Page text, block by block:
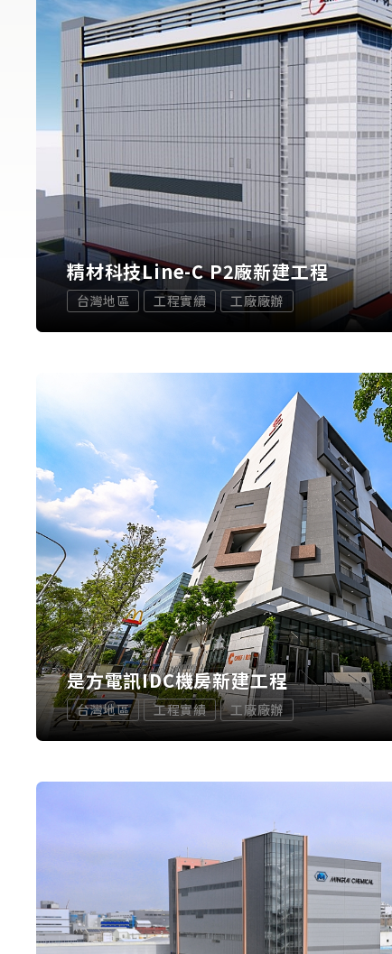
精材科技Line-C P2廠新建工程
台灣地區 工程實績 工廠廠辦
是方電訊IDC機房新建工程
台灣地區 工程實績 工廠廠辦